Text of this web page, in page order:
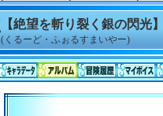
【絶望を斬り裂く銀の閃光
(くるーど・ふぉるすまいやー)